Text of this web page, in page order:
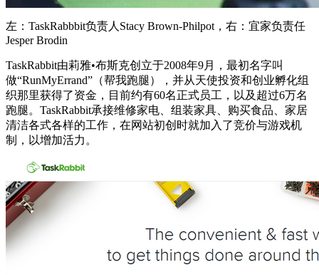
左：TaskRabbbit负责人Stacy Brown-Philpot，右：宜家负责任
Jesper Brodin
TaskRabbit由莉雅•布斯克创立于2008年9月，最初名字叫
做“RunMyErrand”（帮我跑腿），并从天使投资和创业孵化组
织那里获得了资金，目前约有60名正式员工，以及超过6万名
跑腿。TaskRabbit承接维修家电、组装家具、购买食品、家居
清洁各式各样的工作，在网站初创时就加入了竞价与游戏机
制，以增加活力。